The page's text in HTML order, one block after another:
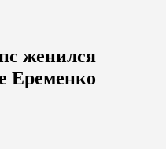
женился
Еременко